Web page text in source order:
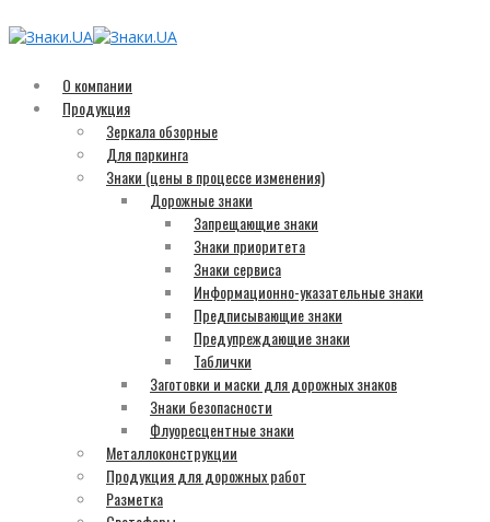
О компании
Продукция
Зеркала обзорные
Для паркинга
Знаки (цены в процессе изменения)
Дорожные знаки
Запрещающие знаки
Знаки приоритета
Знаки сервиса
Информационно-указательные знаки
Предписывающие знаки
Предупреждающие знаки
Таблички
Заготовки и маски для дорожных знаков
Знаки безопасности
Флуоресцентные знаки
Металлоконструкции
Продукция для дорожных работ
Разметка